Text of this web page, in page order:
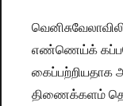
எண்ணெய்க்
கைப்பற்றியதாக
திணைக்களம்